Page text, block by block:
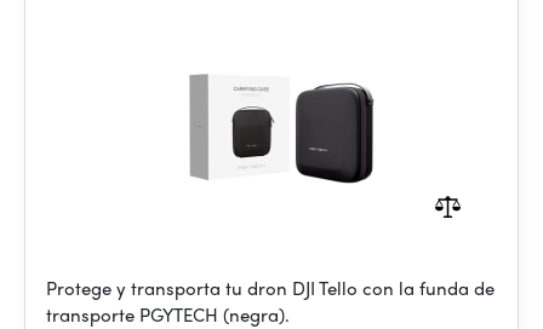
Protege y transporta tu dron DJI Tello con la funda de
transporte PGYTECH (negra).